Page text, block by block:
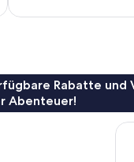
Rabatte und
Abenteuer!